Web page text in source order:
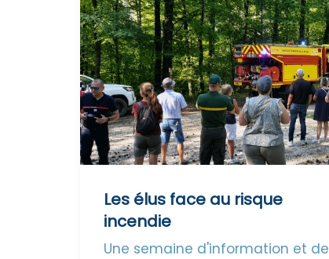
Les élus face au risque
incendie
Une semaine d'information et de